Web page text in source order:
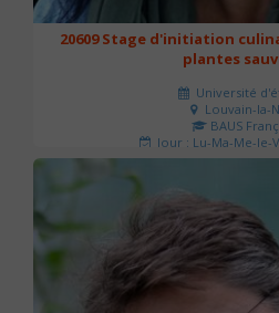
20609 Stage d'initiation
plantes
Université
Louvain-la-
BAUS
Jour : Lu-Ma-Me-Je-
Nombre de